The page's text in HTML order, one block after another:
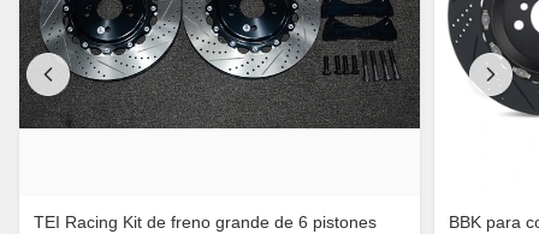
TEI Racing Kit de freno grande de 6 pistones
BBK para